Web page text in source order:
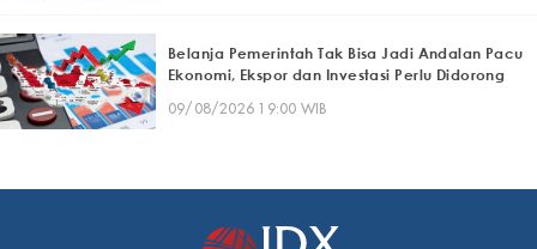
Belanja Pemerintah Tak Bisa Jadi Andalan Pacu
Ekonomi, Ekspor dan Investasi Perlu Didorong
09/08/2026 19:00 WIB